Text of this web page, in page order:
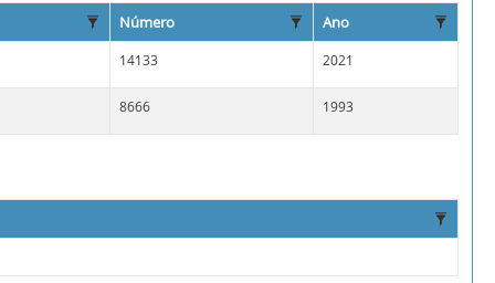
Número Ano
14133 2021
8666 1993